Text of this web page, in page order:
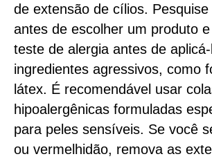
de extensão de cílios.
antes de escolher um produto
teste de alergia antes de
ingredientes agressivos, como
látex. É recomendável usar
hipoalergênicas formuladas
para peles sensíveis. Se você
ou vermelhidão, remova as